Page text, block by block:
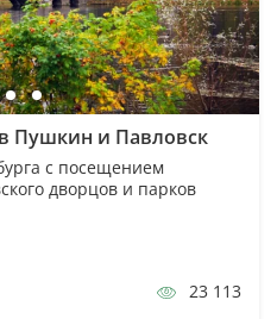
Пушкин и Павловск
с посещением
дворцов и парков
23 113